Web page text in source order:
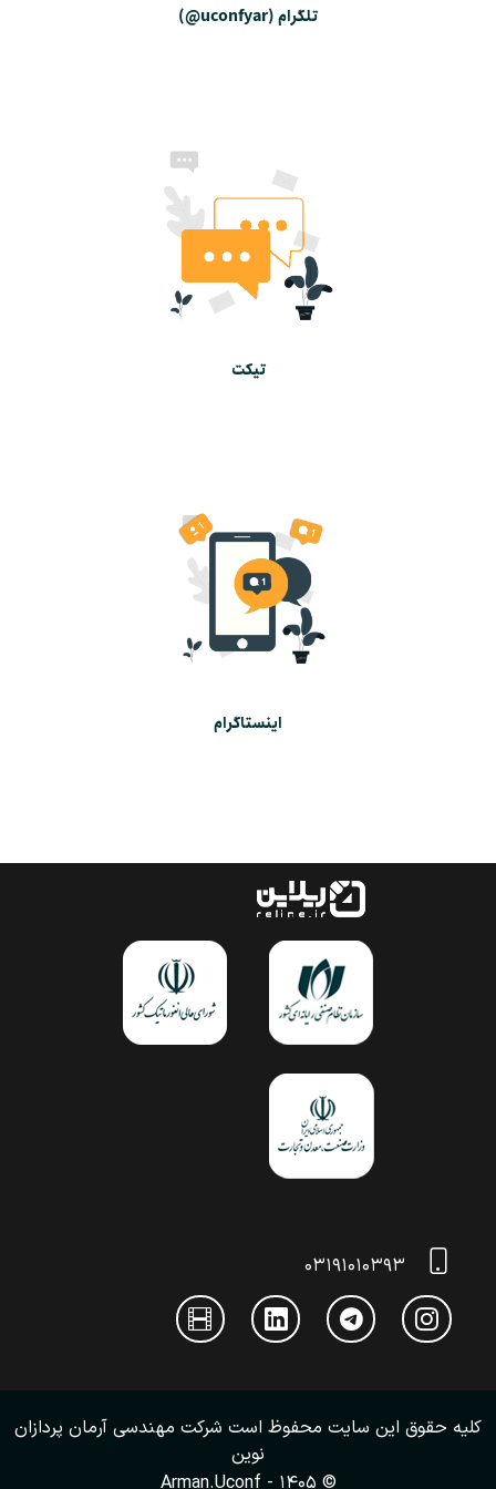
تلگرام (uconfyar@)
تیکت
اینستاگرام
۰۳۱۹۱۰۱۰۳۹۳
کلیه حقوق این سایت محفوظ است شرکت مهندسی آرمان پردازان
نوین
© ۱۴۰۵ -
Arman.Uconf